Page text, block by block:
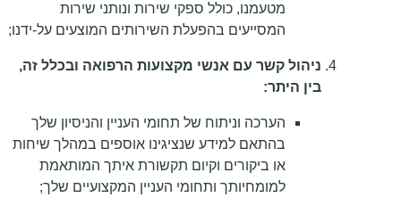
מטעמנו, כולל ספקי שירות ונותני שירות
המסייעים בהפעלת השירותים המוצעים על-ידנו;
ניהול קשר עם אנשי מקצועות הרפואה ובכלל זה,
בין היתר:
הערכה וניתוח של תחומי העניין והניסיון שלך
בהתאם למידע שנציגינו אוספים במהלך שיחות
או ביקורים וקיום תקשורת איתך המותאמת
למומחיותך ותחומי העניין המקצועיים שלך;